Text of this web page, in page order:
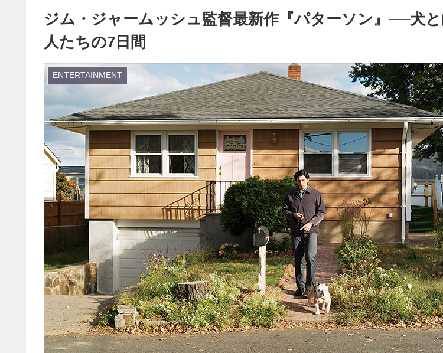
ジム・ジャームッシュ監督最新作『パターソン』──犬
人たちの7日間
ENTERTAINMENT